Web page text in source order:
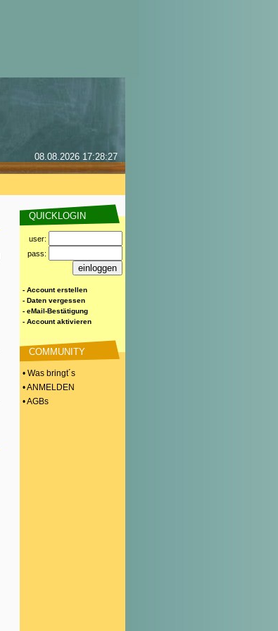
08.08.2026 17:28:27
QUICKLOGIN
user:
pass:
- Account erstellen
- Daten vergessen
- eMail-Bestätigung
- Account aktivieren
COMMUNITY
• Was bringt´s
• ANMELDEN
• AGBs